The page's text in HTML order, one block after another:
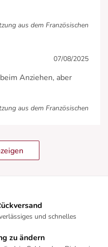
aus dem Französischen
07/08/2025
Anziehen, aber
aus dem Französischen
und schnelles
zu ändern